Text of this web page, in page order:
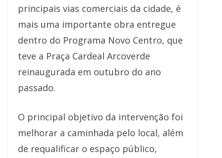
principais vias comerciais da cidade, é
mais uma importante obra entregue
dentro do Programa Novo Centro, que
teve a Praça Cardeal Arcoverde
reinaugurada em outubro do ano
passado.
O principal objetivo da intervenção foi
melhorar a caminhada pelo local, além
de requalificar o espaço público,